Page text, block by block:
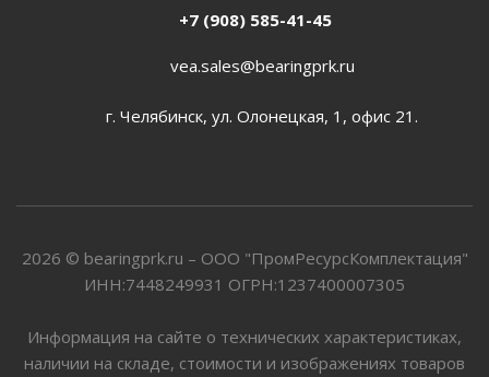
+7 (908) 585-41-45
vea.sales@bearingprk.ru
г. Челябинск, ул. Олонецкая, 1, офис 21.
2026 © bearingprk.ru – ООО "ПромРесурсКомплектация"
ИНН:7448249931 ОГРН:1237400007305
Информация на сайте о технических характеристиках,
наличии на складе, стоимости и изображениях товаров